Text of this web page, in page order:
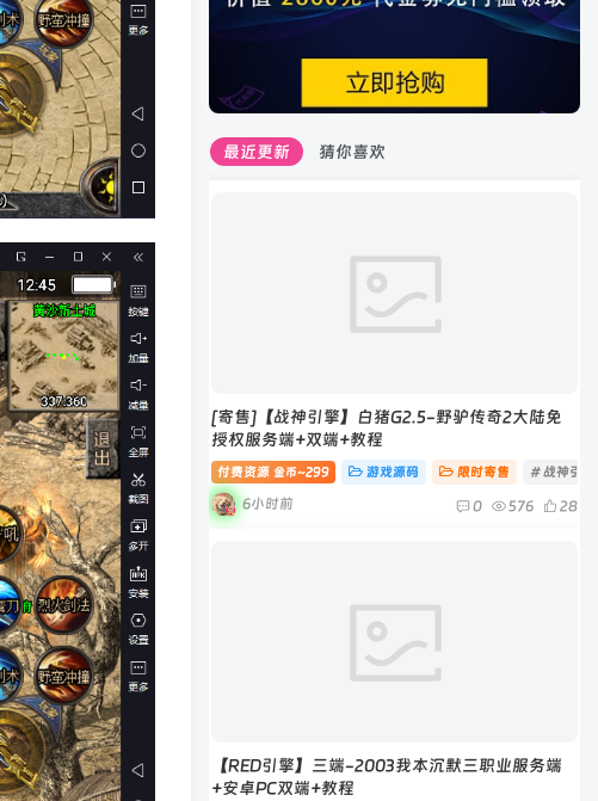
最近更新 猜你喜欢
[寄售]【战神引擎】白猪G2.5-野驴传奇2大陆免
授权服务端+双端+教程
付费资源 金币~299 游戏源码 限时寄售 # 战神引擎
6小时前 0 576 28
【RED引擎】三端-2003我本沉默三职业服务端
+安卓PC双端+教程